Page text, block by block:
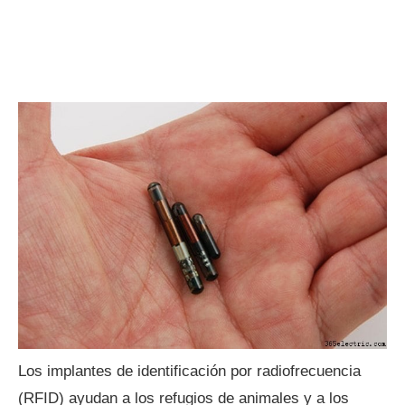
Los implantes de identificación por radiofrecuencia
(RFID) ayudan a los refugios de animales y a los